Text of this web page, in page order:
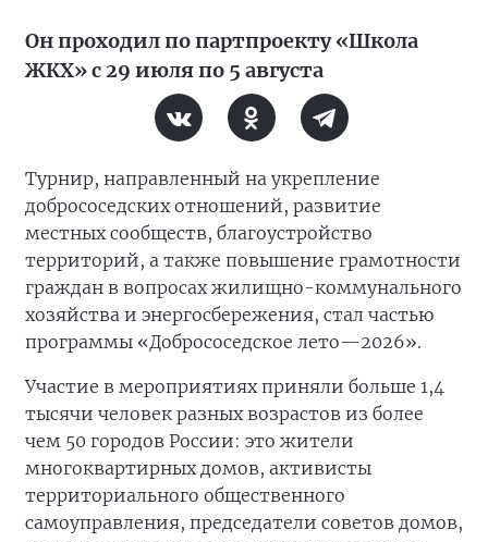
Он проходил по партпроекту «Школа
ЖКХ» с 29 июля по 5 августа
Турнир, направленный на укрепление
добрососедских отношений, развитие
местных сообществ, благоустройство
территорий, а также повышение грамотности
граждан в вопросах жилищно-коммунального
хозяйства и энергосбережения, стал частью
программы «Добрососедское лето—2026».
Участие в мероприятиях приняли больше 1,4
тысячи человек разных возрастов из более
чем 50 городов России: это жители
многоквартирных домов, активисты
территориального общественного
самоуправления, председатели советов домов,